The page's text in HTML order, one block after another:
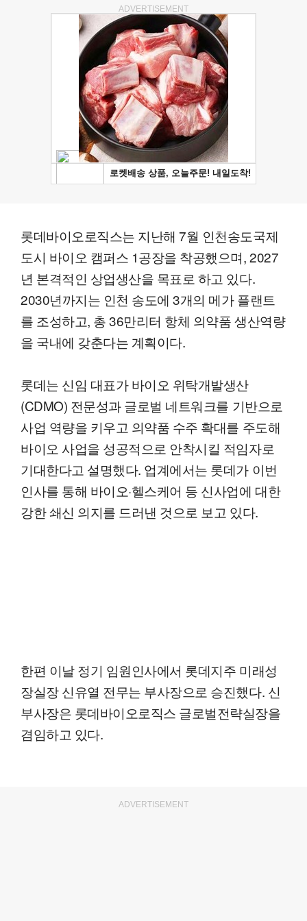
ADVERTISEMENT
롯데바이오로직스는 지난해 7월 인천송도국제
도시 바이오 캠퍼스 1공장을 착공했으며, 2027
년 본격적인 상업생산을 목표로 하고 있다.
2030년까지는 인천 송도에 3개의 메가 플랜트
를 조성하고, 총 36만리터 항체 의약품 생산역량
을 국내에 갖춘다는 계획이다.
롯데는 신임 대표가 바이오 위탁개발생산
(CDMO) 전문성과 글로벌 네트워크를 기반으로
사업 역량을 키우고 의약품 수주 확대를 주도해
바이오 사업을 성공적으로 안착시킬 적임자로
기대한다고 설명했다. 업계에서는 롯데가 이번
인사를 통해 바이오·헬스케어 등 신사업에 대한
강한 쇄신 의지를 드러낸 것으로 보고 있다.
한편 이날 정기 임원인사에서 롯데지주 미래성
장실장 신유열 전무는 부사장으로 승진했다. 신
부사장은 롯데바이오로직스 글로벌전략실장을
겸임하고 있다.
ADVERTISEMENT